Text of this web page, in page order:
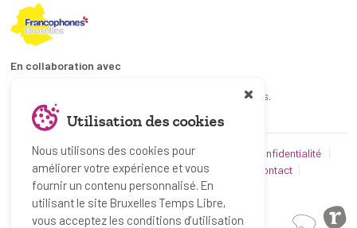
En collaboration avec
et les coordinations ATL bruxelloises.
© Bruxelles Temps Libre 2019-2026
Politique de confidentialité
Conditions d’utilisation
Utilisation des cookies
Contact
Partenaires
Utilisation des cookies
Nous utilisons des cookies pour
améliorer votre expérience et vous
fournir un contenu personnalisé. En
utilisant le site Bruxelles Temps Libre,
vous acceptez les conditions d’utilisation